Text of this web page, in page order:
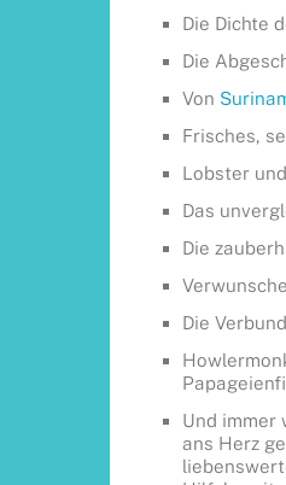
Die Dichte
Die
Von
Frisches,
Lobster
Das
Die
Die
Und immer
ans Herz